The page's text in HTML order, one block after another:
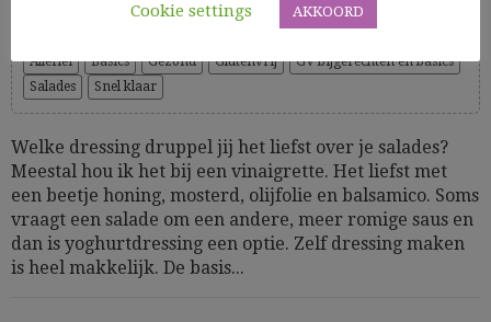
Allerlei
Basics Gezond Glutenvrij
GV bijgerechten en basics
Salades
Snel klaar
Welke dressing druppel jij het liefst over je salades?
Meestal hou ik het bij een vinaigrette. Het liefst met
een beetje honing, mosterd, olijfolie en balsamico. Soms
vraagt een salade om een andere, meer romige saus en
dan is yoghurtdressing een optie. Zelf dressing maken
is heel makkelijk. De basis...
Cookie settings
AKKOORD